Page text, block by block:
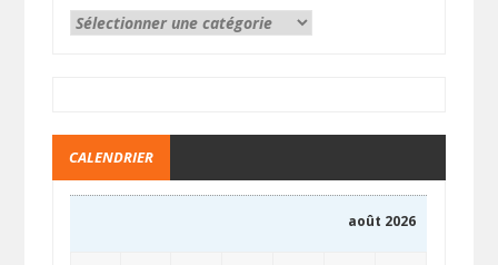
CALENDRIER
août 2026